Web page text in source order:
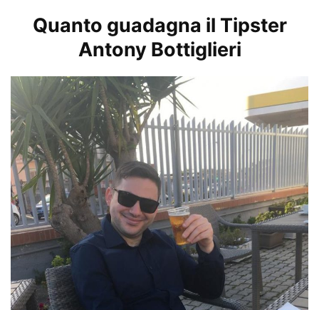
Quanto guadagna il Tipster
Antony Bottiglieri